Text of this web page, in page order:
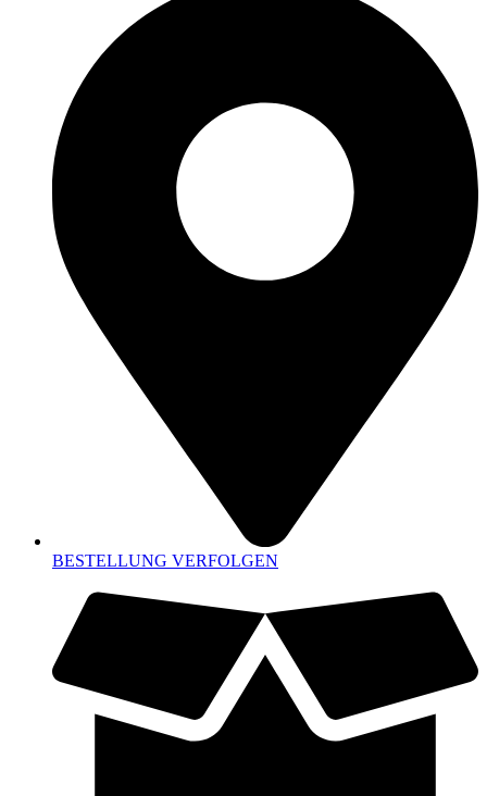
BESTELLUNG VERFOLGEN